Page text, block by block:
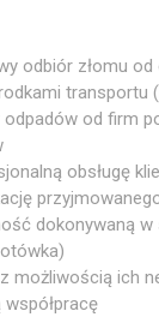
odbiór złomu
transportu
odpadów od firm
obsługę
dokonywaną
możliwością ich
współpracę